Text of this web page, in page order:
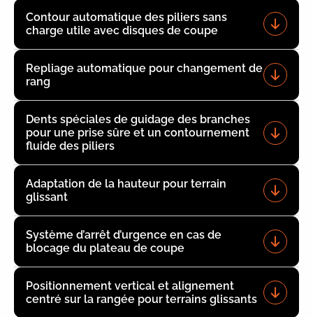
Contour automatique des piliers sans
charge utile avec disques de coupe
Repliage automatique pour changement de
rang
Dents spéciales de guidage des branches
pour une prise sûre et un contournement
fluide des piliers
Adaptation de la hauteur pour terrain
glissant
Système d’arrêt d’urgence en cas de
blocage du plateau de coupe
Positionnement vertical et alignement
centré sur la rangée pour terrains glissants